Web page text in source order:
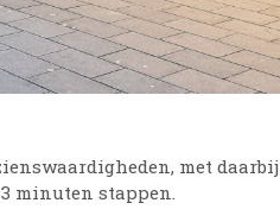
met
minuten stappen.